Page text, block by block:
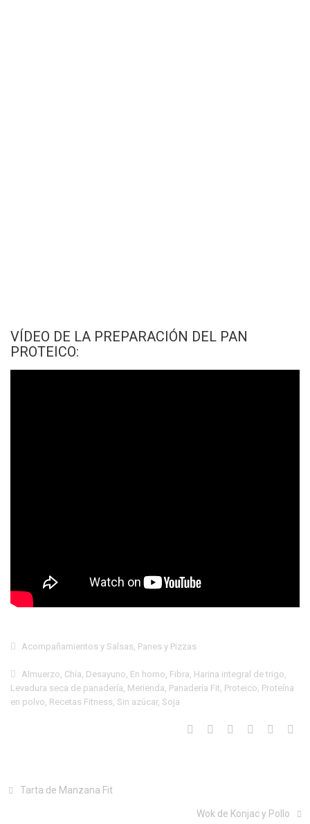
VÍDEO DE LA PREPARACIÓN DEL PAN
PROTEICO:
Acompañamientos y Salsas Panes y Pizzas
Almuerzo Chía Desayuno En horno Fibra Harina integral de trigo
Levadura seca de panadería Merienda Panadería Fit Proteico Proteína
en polvo Recetas Fitness Sin azúcar, Soja
Tarta de Manzana Fit
Wok de Konjac y Pollo